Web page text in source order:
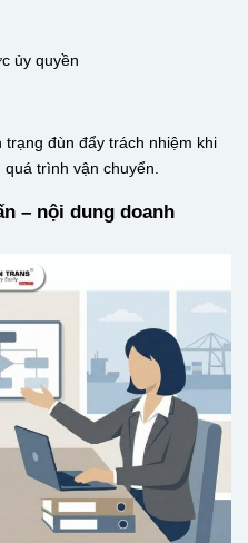
ủy quyền
đùn đẩy trách nhiệm khi
trình vận chuyển.
– nội dung doanh